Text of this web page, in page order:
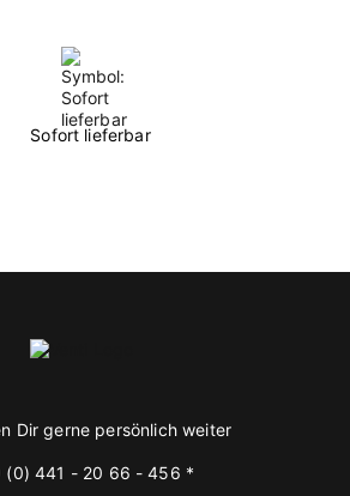
Sofort lieferbar
Dir gerne persönlich weiter
(0) 441 - 20 66 - 456 *